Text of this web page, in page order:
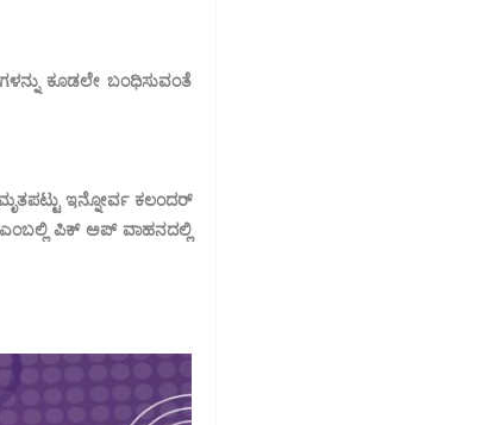
ಕೂಡಲೇ ಬಂಧಿಸುವಂತೆ
ಇನ್ನೋರ್ವ ಕಲಂದರ್
ಎಂಬಲ್ಲಿ ಪಿಕ್ ಅಪ್ ವಾಹನದಲ್ಲಿ